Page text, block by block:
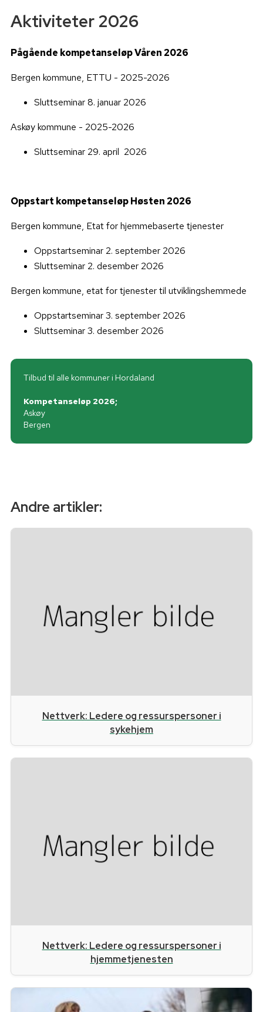
Aktiviteter 2026
Pågående kompetanseløp Våren 2026
Bergen kommune, ETTU - 2025-2026
Sluttseminar 8. januar 2026
Askøy kommune - 2025-2026
Sluttseminar 29. april 2026
Oppstart kompetanseløp Høsten 2026
Bergen kommune, Etat for hjemmebaserte tjenester
Oppstartseminar 2. september 2026
Sluttseminar 2. desember 2026
Bergen kommune, etat for tjenester til utviklingshemmede
Oppstartseminar 3. september 2026
Sluttseminar 3. desember 2026
Tilbud til alle kommuner i Hordaland
Kompetanseløp 2026;
Askøy
Bergen
Andre artikler:
Nettverk: Ledere og ressurspersoner i
sykehjem
Nettverk: Ledere og ressurspersoner i
hjemmetjenesten